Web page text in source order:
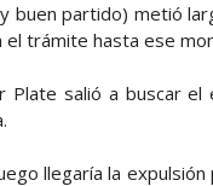
buen partido) metió
el trámite hasta ese
Plate salió a buscar
llegaría la